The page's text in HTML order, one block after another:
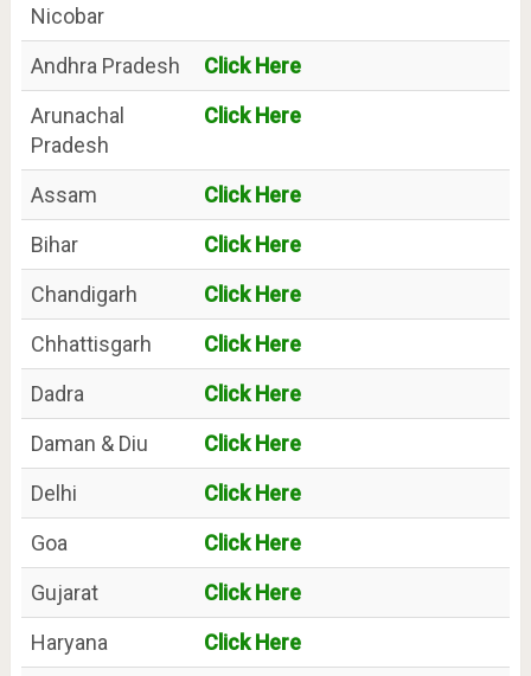
Nicobar
Andhra Pradesh
Click Here
Arunachal
Pradesh
Click Here
Assam
Click Here
Bihar
Click Here
Chandigarh
Click Here
Chhattisgarh
Click Here
Dadra
Click Here
Daman & Diu
Click Here
Delhi
Click Here
Goa
Click Here
Gujarat
Click Here
Haryana
Click Here